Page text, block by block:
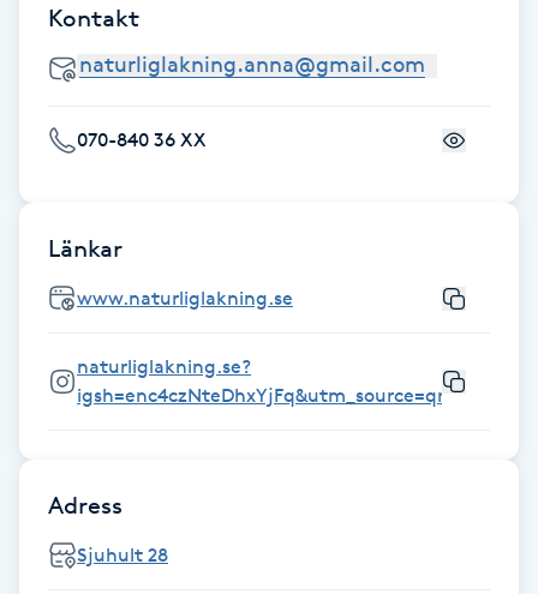
Fransförlängning Megavolym
Fransförlängning Volym
Fransk manikyr
Fransrengöring
Frekvensterapi
Funktionsanalys
Kontakt
070-840 36 XX
Länkar
www.naturliglakning.se
naturliglakning.se?
igsh=enc4czNteDhxYjFq&utm_source=qr
Adress
Sjuhult 28